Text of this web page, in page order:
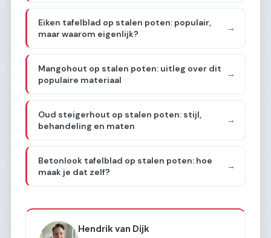
Eiken tafelblad op stalen poten: populair,
maar waarom eigenlijk?
→
Mangohout op stalen poten: uitleg over dit
populaire materiaal
→
Oud steigerhout op stalen poten: stijl,
behandeling en maten
→
Betonlook tafelblad op stalen poten: hoe
maak je dat zelf?
→
Hendrik van Dijk